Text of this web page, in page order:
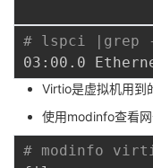
# lspci |grep
03:00.0
Virtio是虚拟机用到
使用modinfo查看
# modinfo